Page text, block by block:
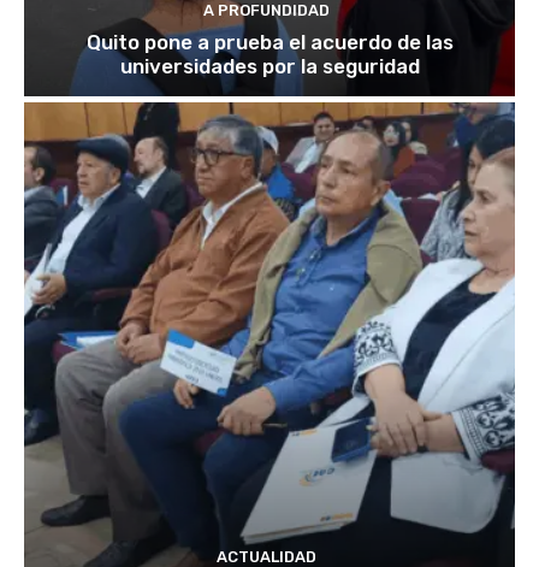
A PROFUNDIDAD
Quito pone a prueba el acuerdo de las
universidades por la seguridad
ACTUALIDAD